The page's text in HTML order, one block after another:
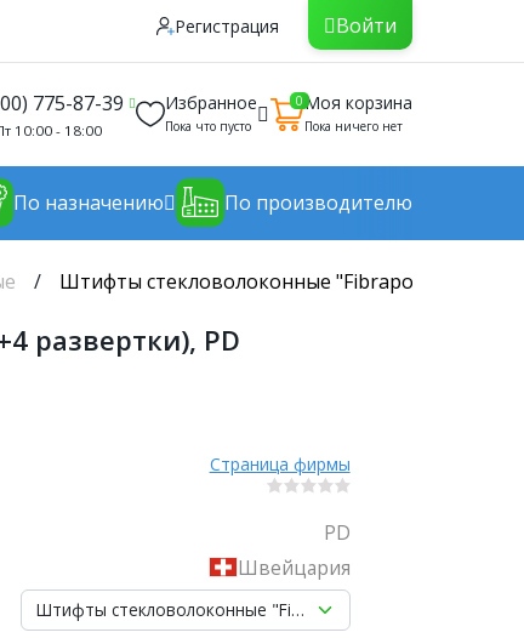
Регистрация Войти
775-87-39
10:00 - 18:00
Избранное
Пока что пусто
0Моя корзина
Пока ничего нет
По назначению По производителю
Штифты стекловолоконные "Fibrapost Plus"
развертки), PD
Страница фирмы
PD
Швейцария
Штифты стекловолоконные "Fibrapost Plus" композитные-